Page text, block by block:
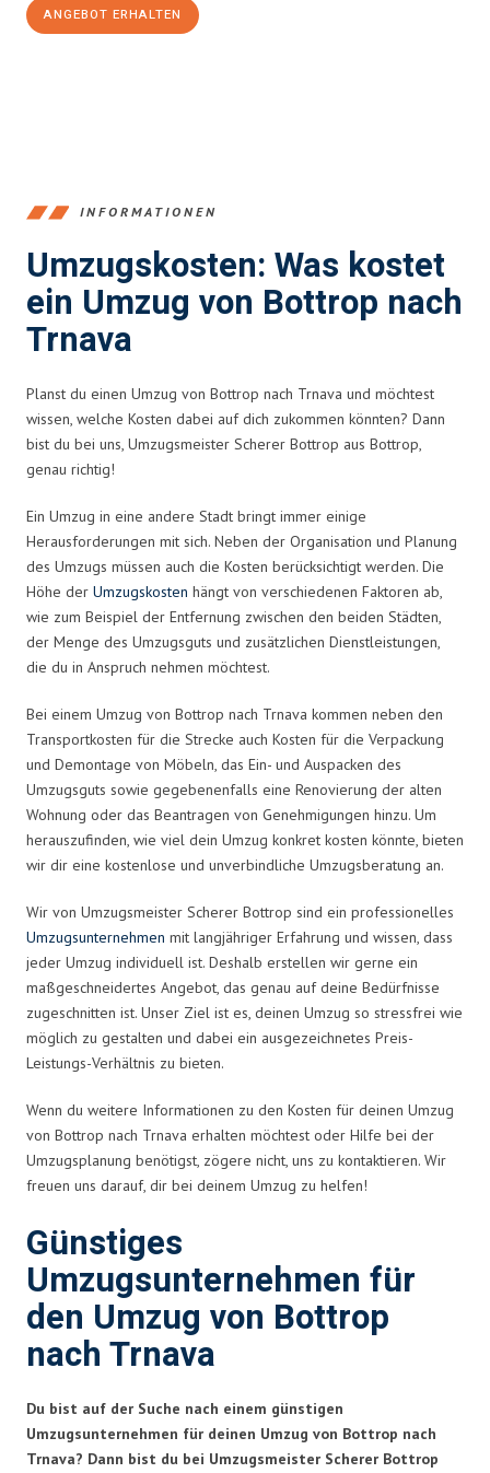
ANGEBOT ERHALTEN
INFORMATIONEN
Umzugskosten: Was kostet
ein Umzug von Bottrop nach
Trnava
Planst du einen Umzug von Bottrop nach Trnava und möchtest
wissen, welche Kosten dabei auf dich zukommen könnten? Dann
bist du bei uns, Umzugsmeister Scherer Bottrop aus Bottrop,
genau richtig!
Ein Umzug in eine andere Stadt bringt immer einige
Herausforderungen mit sich. Neben der Organisation und Planung
des Umzugs müssen auch die Kosten berücksichtigt werden. Die
Höhe der Umzugskosten hängt von verschiedenen Faktoren ab,
wie zum Beispiel der Entfernung zwischen den beiden Städten,
der Menge des Umzugsguts und zusätzlichen Dienstleistungen,
die du in Anspruch nehmen möchtest.
Bei einem Umzug von Bottrop nach Trnava kommen neben den
Transportkosten für die Strecke auch Kosten für die Verpackung
und Demontage von Möbeln, das Ein- und Auspacken des
Umzugsguts sowie gegebenenfalls eine Renovierung der alten
Wohnung oder das Beantragen von Genehmigungen hinzu. Um
herauszufinden, wie viel dein Umzug konkret kosten könnte, bieten
wir dir eine kostenlose und unverbindliche Umzugsberatung an.
Wir von Umzugsmeister Scherer Bottrop sind ein professionelles
Umzugsunternehmen mit langjähriger Erfahrung und wissen, dass
jeder Umzug individuell ist. Deshalb erstellen wir gerne ein
maßgeschneidertes Angebot, das genau auf deine Bedürfnisse
zugeschnitten ist. Unser Ziel ist es, deinen Umzug so stressfrei wie
möglich zu gestalten und dabei ein ausgezeichnetes Preis-
Leistungs-Verhältnis zu bieten.
Wenn du weitere Informationen zu den Kosten für deinen Umzug
von Bottrop nach Trnava erhalten möchtest oder Hilfe bei der
Umzugsplanung benötigst, zögere nicht, uns zu kontaktieren. Wir
freuen uns darauf, dir bei deinem Umzug zu helfen!
Günstiges
Umzugsunternehmen für
den Umzug von Bottrop
nach Trnava
Du bist auf der Suche nach einem günstigen
Umzugsunternehmen für deinen Umzug von Bottrop nach
Trnava? Dann bist du bei Umzugsmeister Scherer Bottrop